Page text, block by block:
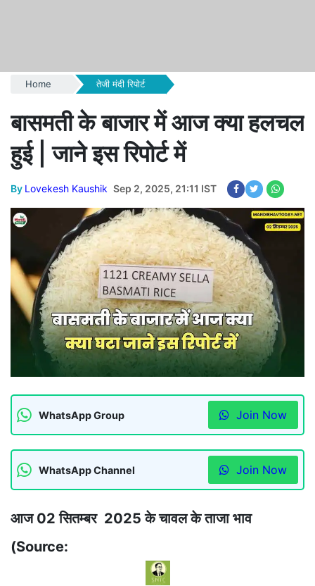
Home तेजी मंदी रिपोर्ट
बासमती के बाजार में आज क्या हलचल
हुई | जाने इस रिपोर्ट में
By Lovekesh Kaushik Sep 2, 2025, 21:11 IST
WhatsApp Group Join Now
WhatsApp Channel Join Now
आज 02 सितम्बर 2025 के चावल के ताजा भाव
(Source: